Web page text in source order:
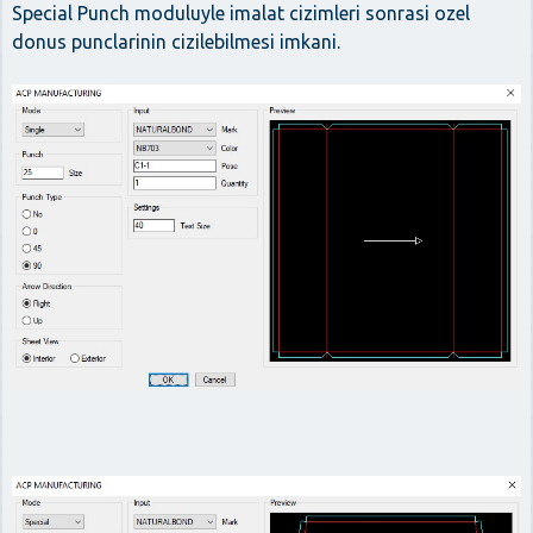
Special Punch moduluyle imalat cizimleri sonrasi ozel
donus punclarinin cizilebilmesi imkani.